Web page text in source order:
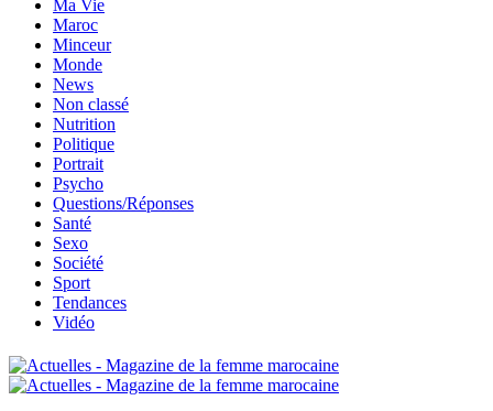
Ma Vie
Maroc
Minceur
Monde
News
Non classé
Nutrition
Politique
Portrait
Psycho
Questions/Réponses
Santé
Sexo
Société
Sport
Tendances
Vidéo